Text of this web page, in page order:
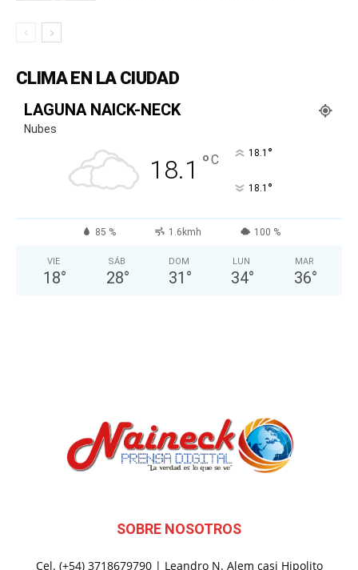
CLIMA EN LA CIUDAD
LAGUNA NAICK-NECK
Nubes
18.1 °C 18.1 °
18.1 °
85 % 1.6kmh 100 %
VIE
18°
SÁB
28°
DOM
31 °
LUN
34°
MAR
36°
SOBRE NOSOTROS
Cel. (+54) 3718679790 | Leandro N. Alem casi Hipolito